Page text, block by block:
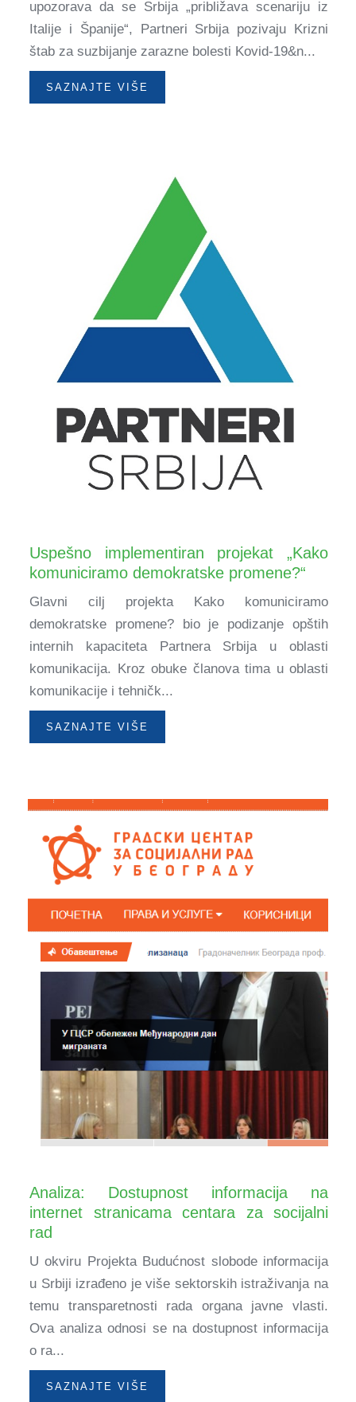
upozorava da se Srbija „približava scenariju iz
Italije i Španije“, Partneri Srbija pozivaju Krizni
štab za suzbijanje zarazne bolesti Kovid-19&n...
SAZNAJTE VIŠE
Uspešno implementiran projekat „Kako
komuniciramo demokratske promene?“
Glavni cilj projekta Kako komuniciramo
demokratske promene? bio je podizanje opštih
internih kapaciteta Partnera Srbija u oblasti
komunikacija. Kroz obuke članova tima u oblasti
komunikacije i tehničk...
SAZNAJTE VIŠE
Analiza: Dostupnost informacija na
internet stranicama centara za socijalni
rad
U okviru Projekta Budućnost slobode informacija
u Srbiji izrađeno je više sektorskih istraživanja na
temu transparetnosti rada organa javne vlasti.
Ova analiza odnosi se na dostupnost informacija
o ra...
SAZNAJTE VIŠE